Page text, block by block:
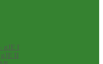
gJE I
II